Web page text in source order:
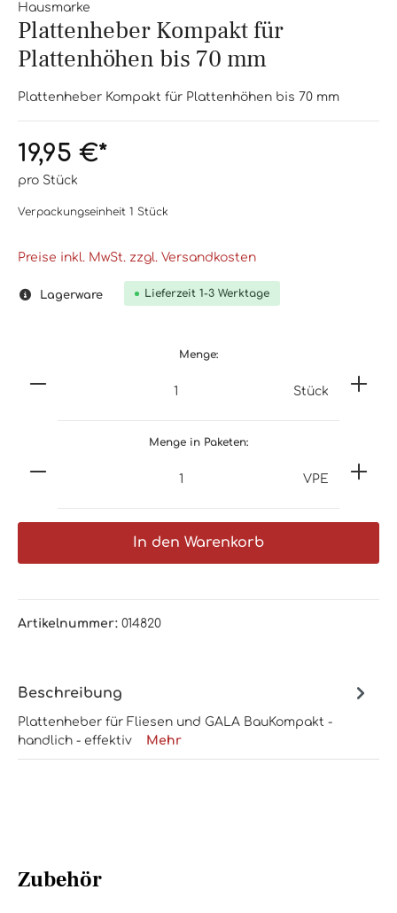
Hausmarke
Plattenheber Kompakt für
Plattenhöhen bis 70 mm
Plattenheber Kompakt für Plattenhöhen bis 70 mm
19,95 €*
pro Stück
Verpackungseinheit 1 Stück
Preise inkl. MwSt. zzgl. Versandkosten
Lagerware Lieferzeit 1-3 Werktage
Menge:
Stück
Menge in Paketen:
VPE
In den Warenkorb
Artikelnummer: 014820
Beschreibung
Plattenheber für Fliesen und GALA BauKompakt -
handlich - effektiv Mehr
Zubehör